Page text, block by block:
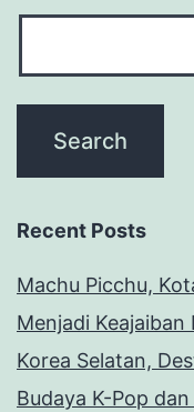
Recent Posts
Machu Picchu,
Menjadi Keajaiban
Korea Selatan,
Budaya K-Pop